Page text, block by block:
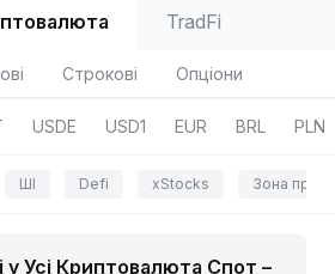
TradFi
Строкові Опціони
USDE USD1 EUR BRL PLN
ШІ Defi xStocks Зона
у Усі Криптовалюта Спот –